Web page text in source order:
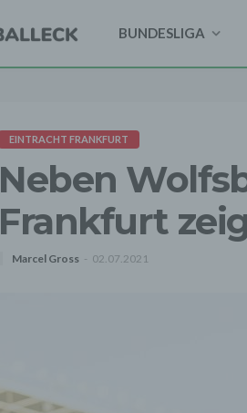
BUNDESLIGA
EINTRACHT FRANKFURT
Neben
Frankfurt
Marcel Gross 02.07.2021